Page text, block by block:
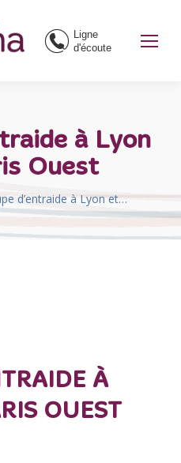
Ligne
d'écoute
à Lyon
Ouest
d’entraide à Lyon et…
À
OUEST